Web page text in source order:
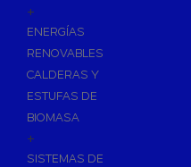
+
ENERGÍAS
RENOVABLES
CALDERAS Y
ESTUFAS DE
BIOMASA
+
SISTEMAS DE